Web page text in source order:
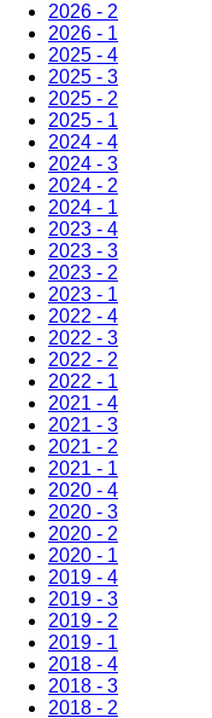
2026 - 2
2026 - 1
2025 - 4
2025 - 3
2025 - 2
2025 - 1
2024 - 4
2024 - 3
2024 - 2
2024 - 1
2023 - 4
2023 - 3
2023 - 2
2023 - 1
2022 - 4
2022 - 3
2022 - 2
2022 - 1
2021 - 4
2021 - 3
2021 - 2
2021 - 1
2020 - 4
2020 - 3
2020 - 2
2020 - 1
2019 - 4
2019 - 3
2019 - 2
2019 - 1
2018 - 4
2018 - 3
2018 - 2